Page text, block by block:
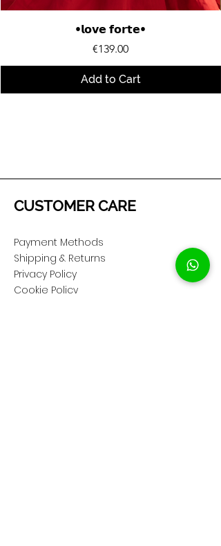
•𝗹𝗼𝘃𝗲 𝗳𝗼𝗿𝘁𝗲•
Price
€139.00
Add to Cart
CUSTOMER CARE
Payment Methods
Shipping & Returns
Privacy Policy
Cookie Policy